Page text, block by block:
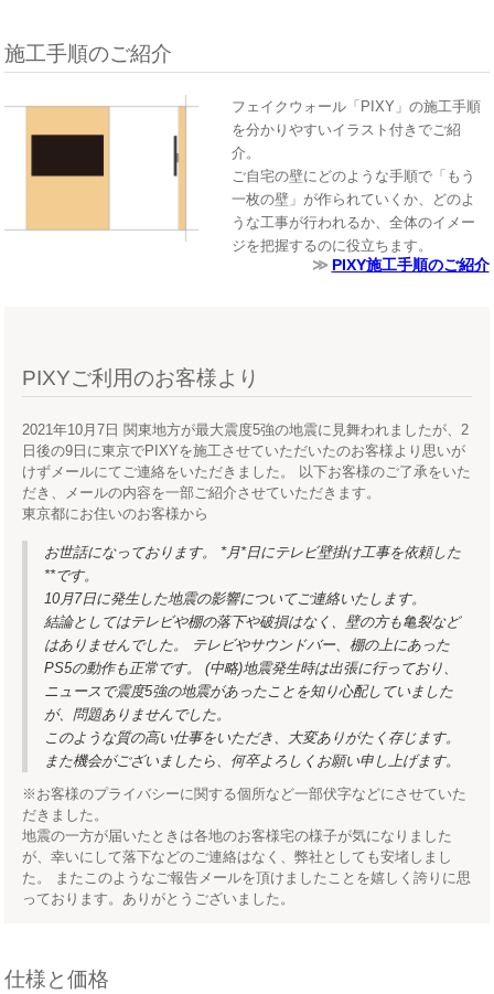
施工手順のご紹介
フェイクウォール「PIXY」の施工手順
を分かりやすいイラスト付きでご紹
介。
ご自宅の壁にどのような手順で「もう
一枚の壁」が作られていくか、どのよ
うな工事が行われるか、全体のイメー
ジを把握するのに役立ちます。
PIXY施工手順のご紹介
PIXYご利用のお客様より
2021年10月7日 関東地方が最大震度5強の地震に見舞われましたが、2
日後の9日に東京でPIXYを施工させていただいたのお客様より思いが
けずメールにてご連絡をいただきました。 以下お客様のご了承をいた
だき、メールの内容を一部ご紹介させていただきます。
東京都にお住いのお客様から
お世話になっております。 *月*日にテレビ壁掛け工事を依頼した
**です。
10月7日に発生した地震の影響についてご連絡いたします。
結論としてはテレビや棚の落下や破損はなく、壁の方も亀裂など
はありませんでした。 テレビやサウンドバー、棚の上にあった
PS5の動作も正常です。 (中略)地震発生時は出張に行っており、
ニュースで震度5強の地震があったことを知り心配していました
が、問題ありませんでした。
このような質の高い仕事をいただき、大変ありがたく存じます。
また機会がございましたら、何卒よろしくお願い申し上げます。
※お客様のプライバシーに関する個所など一部伏字などにさせていた
だきました。
地震の一方が届いたときは各地のお客様宅の様子が気になりました
が、幸いにして落下などのご連絡はなく、弊社としても安堵しまし
た。 またこのようなご報告メールを頂けましたことを嬉しく誇りに思
っております。ありがとうございました。
仕様と価格